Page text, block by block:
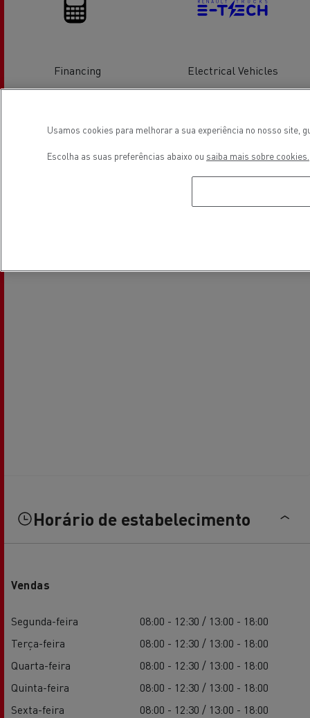
Financing Electrical Vehicles
Localização
Horário de estabelecimento
Vendas
Segunda-feira
08:00 - 12:30 / 13:00 - 18:00
Terça-feira
08:00 - 12:30 / 13:00 - 18:00
Quarta-feira
08:00 - 12:30 / 13:00 - 18:00
Quinta-feira
08:00 - 12:30 / 13:00 - 18:00
Sexta-feira
08:00 - 12:30 / 13:00 - 18:00
Usamos cookies para melhorar a sua experiência no nosso site,
Escolha as suas preferências abaixo ou saiba mais sobre cookies.